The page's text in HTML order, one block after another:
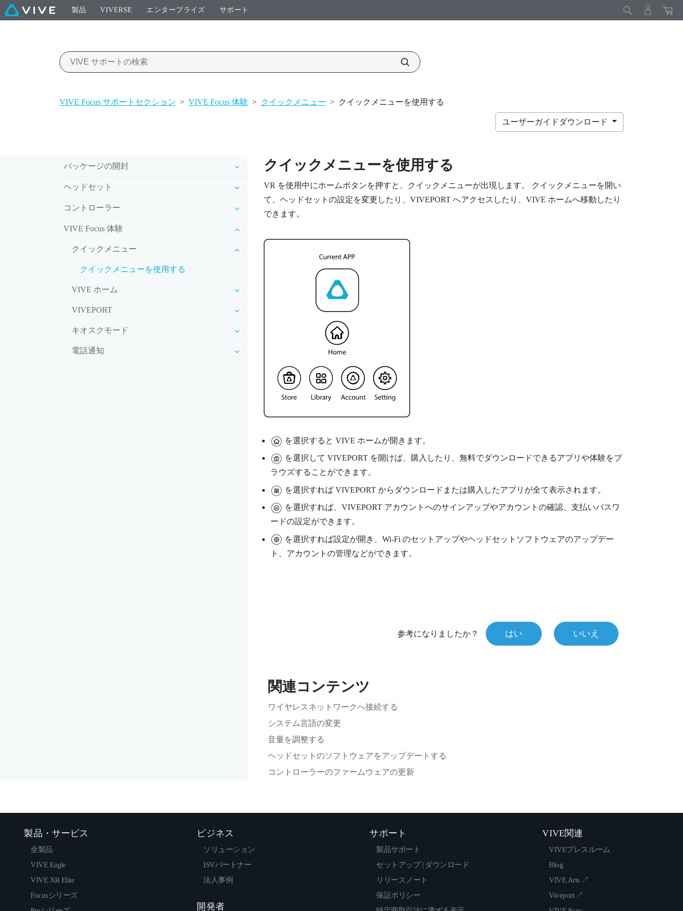
製品 VIVERSE エンタープライズ サポート
VIVE Focus サポートセクション > VIVE Focus 体験 > クイックメニュー > クイックメニューを使用する
ユーザーガイドダウンロード
パッケージの開封
ヘッドセット
コントローラー
VIVE Focus 体験
クイックメニュー
クイックメニューを使用する
VIVE ホーム
VIVEPORT
キオスクモード
電話通知
クイックメニューを使用する
VR を使用中にホームボタンを押すと、クイックメニューが出現します。
クイックメニューを開い
て、ヘッドセットの設定を変更したり、 VIVEPORTへアクセスしたり、 VIVE ホームへ移動したり
できます。
を選択すると VIVE ホームが開きます。
を選択して VIVEPORTを開けば、購入したり、無料でダウンロードできるアプリや体験をブ
ラウズすることができます。
を選択すれば VIVEPORTからダウンロードまたは購入したアプリが全て表示されます。
を選択すれば、 VIVEPORTアカウントへのサインアップやアカウントの確認、支払いパスワ
ードの設定ができます。
を選択すれば設定が開き、 Wi‍-Fi のセットアップやヘッドセットソフトウェアのアップデー
ト、アカウントの管理などができます。
参考になりましたか？ はい いいえ
関連コンテンツ
ワイヤレスネットワークへ接続する
システム言語の変更
音量を調整する
ヘッドセットのソフトウェアをアップデートする
コントローラーのファームウェアの更新
製品・サービス
全製品
VIVE Eagle
VIVE XR Elite
Focusシリーズ
ビジネス
ソリューション
ISVパートナー
法人事例
開発者
サポート
製品サポート
セットアップ | ダウンロード
リリースノート
保証ポリシー
VIVE関連
VIVEプレスルーム
Blog
VIVE Arts ↗
Viveport ↗